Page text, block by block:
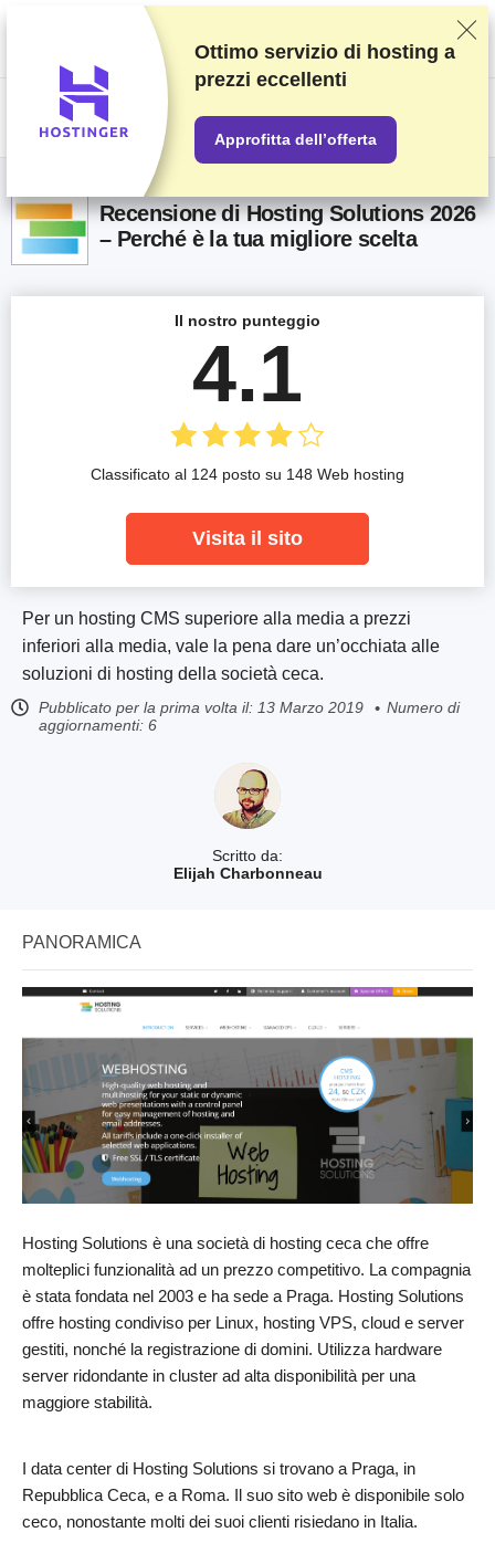
Classifichiamo i fornitori in base a test e ricerche rigorosi, ma teniamo
anche in considerazione la tua opinione e i nostri accordi commerciali con
gli stessi fornitori. Questa pagina contiene link di affiliazione.Informativa
sulla pubblicità
US$
Recensione di Hosting Solutions 2026
– Perché è la tua migliore scelta
Scritto da:
Elijah Charbonneau
Per un hosting CMS superiore alla media a prezzi
inferiori alla media, vale la pena dare un’occhiata alle
soluzioni di hosting della società ceca.
Pubblicato per la prima volta il: 13 Marzo 2019
Numero di
aggiornamenti: 6
Il nostro punteggio
4.1
Classificato al 124 posto su 148 Web hosting
Visita il sito
PANORAMICA
Hosting Solutions è una società di hosting ceca che offre
molteplici funzionalità ad un prezzo competitivo. La compagnia
è stata fondata nel 2003 e ha sede a Praga. Hosting Solutions
offre hosting condiviso per Linux, hosting VPS, cloud e server
gestiti, nonché la registrazione di domini. Utilizza hardware
server ridondante in cluster ad alta disponibilità per una
maggiore stabilità.
I data center di Hosting Solutions si trovano a Praga, in
Repubblica Ceca, e a Roma. Il suo sito web è disponibile solo
ceco, nonostante molti dei suoi clienti risiedano in Italia.
Ottimo servizio di hosting a
prezzi eccellenti
Approfitta dell’offerta